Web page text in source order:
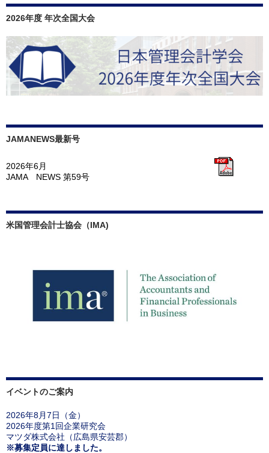
2026年度 年次全国大会
JAMANEWS最新号
2026年6月
JAMA NEWS 第59号
米国管理会計士協会（IMA)
イベントのご案内
2026年8月7日（金）
2026年度第1回企業研究会
マツダ株式会社（広島県安芸郡）
※募集定員に達しました。